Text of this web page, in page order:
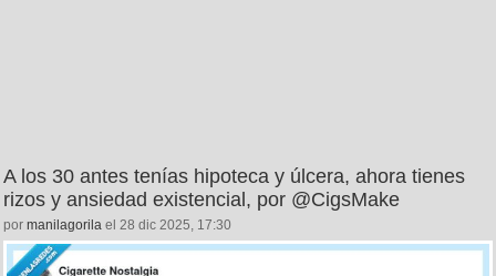
A los 30 antes tenías hipoteca y úlcera, ahora tienes
rizos y ansiedad existencial, por @CigsMake
por manilagorila el 28 dic 2025, 17:30